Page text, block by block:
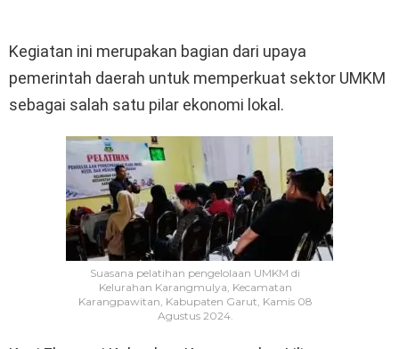
Kegiatan ini merupakan bagian dari upaya
pemerintah daerah untuk memperkuat sektor UMKM
sebagai salah satu pilar ekonomi lokal.
Suasana pelatihan pengelolaan UMKM di
Kelurahan Karangmulya, Kecamatan
Karangpawitan, Kabupaten Garut, Kamis 08
Agustus 2024.